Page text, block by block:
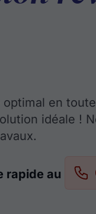
en
idéale !
rapide au